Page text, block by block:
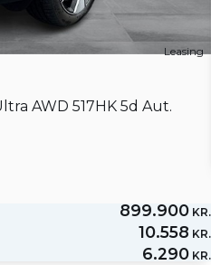
Leasing
AWD 517HK 5d Aut.
899.900 KR.
10.558 KR.
6.290 KR.